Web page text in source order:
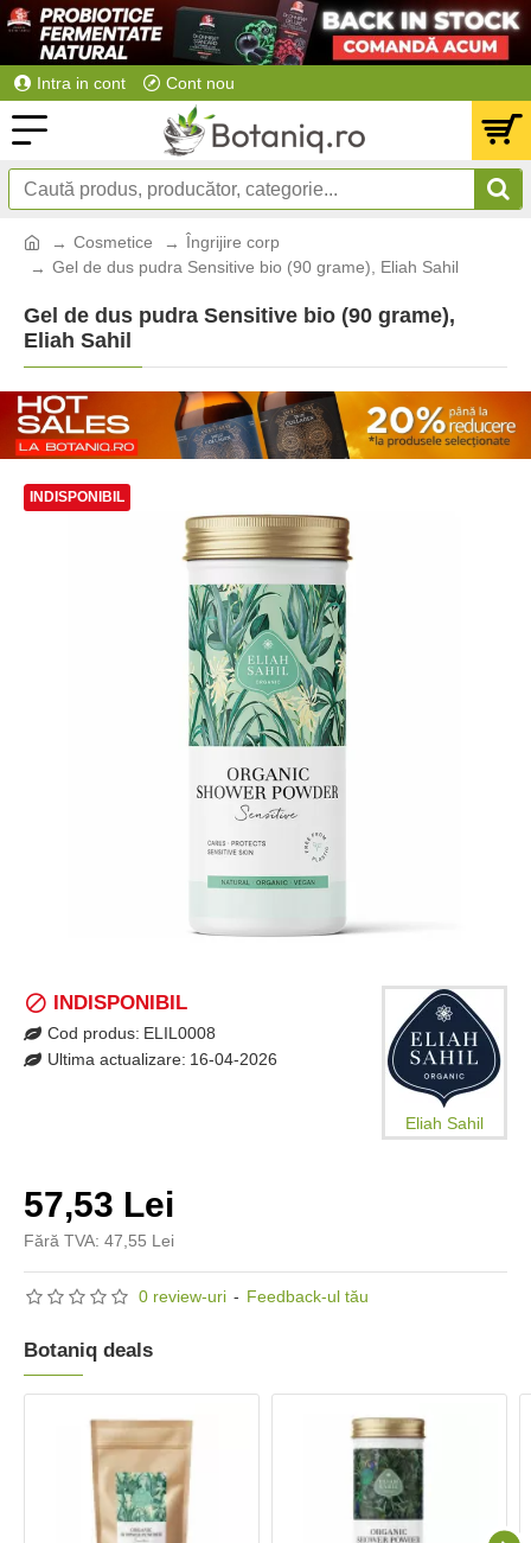
Intra in cont Cont nou
Cosmetice
Îngrijire corp
Gel de dus pudra Sensitive bio (90 grame), Eliah Sahil
Gel de dus pudra Sensitive bio (90 grame),
Eliah Sahil
INDISPONIBIL
0 review-uri - Feedback-ul tău
57,53 Lei
Fără TVA: 47,55 Lei
INDISPONIBIL
Cod produs: ELIL0008
Ultima actualizare: 16-04-2026
Eliah Sahil
Botaniq deals